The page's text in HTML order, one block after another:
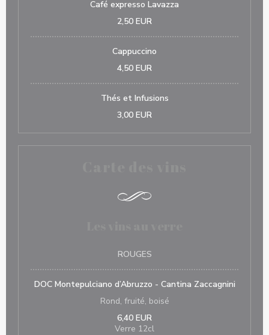
Café expresso Lavazza
2,50 EUR
Cappuccino
4,50 EUR
Thés et Infusions
3,00 EUR
ROUGES
DOC Montepulciano d’Abruzzo - Cantina Zaccagnini
Rond, fruité, boisé
6,40 EUR
Verre 12cl